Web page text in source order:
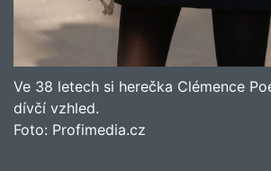
Ve 38 letech si herečka Clémence
dívčí vzhled.
Foto: Profimedia.cz